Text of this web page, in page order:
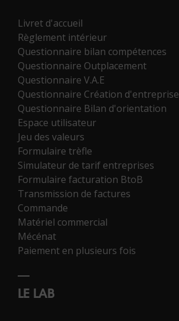
Livret d'accueil
Règlement intérieur
Questionnaire bilan compétences
Questionnaire Outplacement
Questionnaire V.A.E
Questionnaire Création d'entreprise
Questionnaire Bilan d'orientation
Espace utilisateur
Jeu des valeurs
Formulaire trèfle
Simulateur de tarif entreprises
Formulaire facturation BtoB
Transmission de factures
Commande
Matériel commercial
Mécénat
Paiement en plusieurs fois
LE LAB